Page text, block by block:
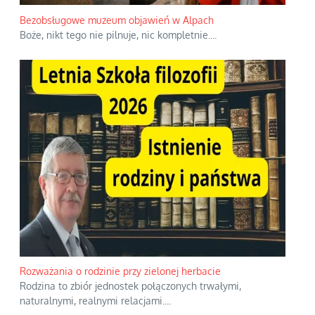
Bezobsługowe muzeum objawień w Alpach
Boże, nikt tego nie pilnuje, nic kompletnie.
Rozważania o rodzinie przy zielonej herbacie
Rodzina to zbiór jednostek połączonych trwałymi,
naturalnymi, realnymi relacjami.